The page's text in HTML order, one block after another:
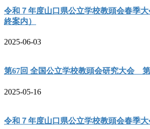
令和７年度山口県公立学校教頭会春季
終案内）
2025-06-03
第67回 全国公立学校教頭会研究大会
2025-05-16
令和７年度山口県公立学校教頭会春季